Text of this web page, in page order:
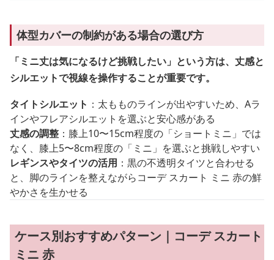
体型カバーの制約がある場合の選び方
「ミニ丈は気になるけど挑戦したい」という方は、丈感と
シルエットで視線を操作することが重要です。
タイトシルエット ：太もものラインが出やすいため、Aラ
インやフレアシルエットを選ぶと安心感がある
丈感の調整 ：膝上10〜15cm程度の「ショートミニ」では
なく、膝上5〜8cm程度の「ミニ」を選ぶと挑戦しやすい
レギンスやタイツの活用 ：黒の不透明タイツと合わせる
と、脚のラインを整えながらコーデ スカート ミニ 赤の鮮
やかさを生かせる
ケース別おすすめパターン｜コーデ スカート
ミニ 赤